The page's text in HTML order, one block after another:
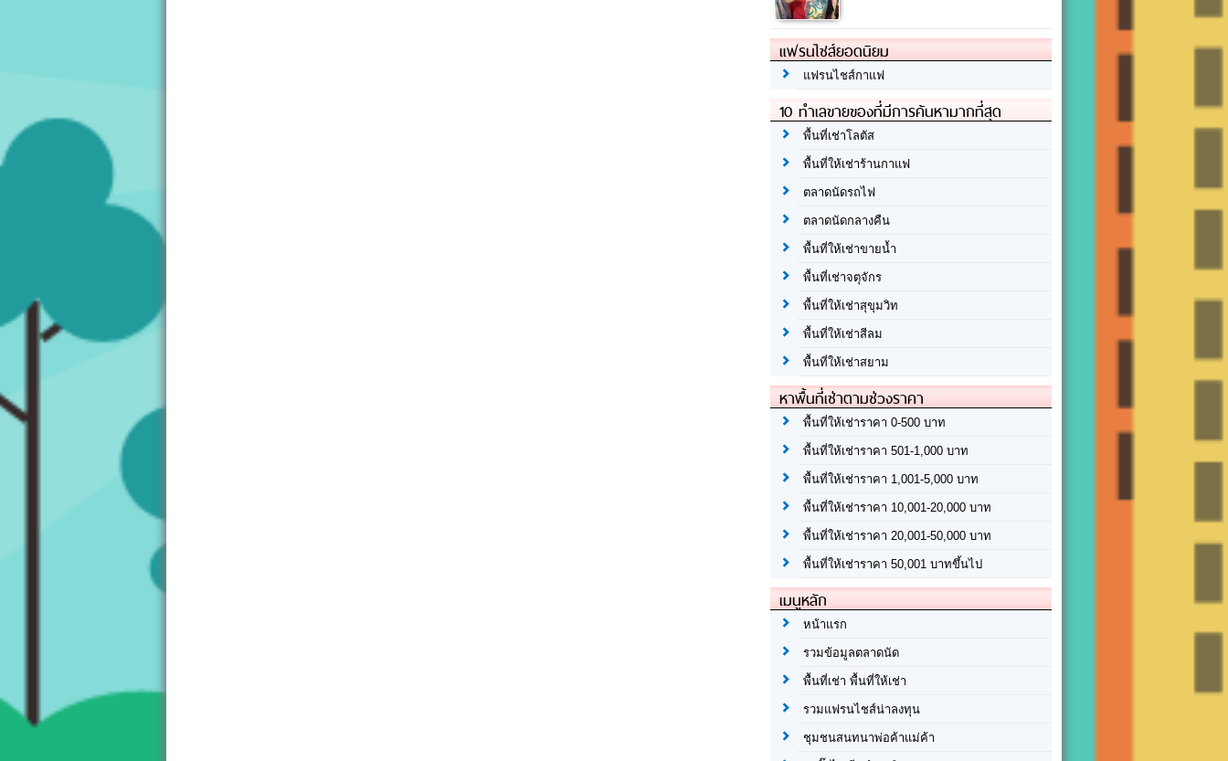
แฟรนไชส์ยอดนิยม
แฟรนไชส์กาแฟ
10 ทำเลขายของที่มีการค้นหามากที่สุด
พื้นที่เช่าโลตัส
พื้นที่ให้เช่าร้านกาแฟ
ตลาดนัดรถไฟ
ตลาดนัดกลางคืน
พื้นที่ให้เช่าขายน้ำ
พื้นที่เช่าจตุจักร
พื้นที่ให้เช่าสุขุมวิท
พื้นที่ให้เช่าสีลม
พื้นที่ให้เช่าสยาม
หาพื้นที่เช่าตามช่วงราคา
พื้นที่ให้เช่าราคา 0-500 บาท
พื้นที่ให้เช่าราคา 501-1,000 บาท
พื้นที่ให้เช่าราคา 1,001-5,000 บาท
พื้นที่ให้เช่าราคา 10,001-20,000 บาท
พื้นที่ให้เช่าราคา 20,001-50,000 บาท
พื้นที่ให้เช่าราคา 50,001 บาทขึ้นไป
เมนูหลัก
หน้าแรก
รวมข้อมูลตลาดนัด
พื้นที่เช่า พื้นที่ให้เช่า
รวมแฟรนไชส์น่าลงทุน
ชุมชนสนทนาพ่อค้าแม่ค้า